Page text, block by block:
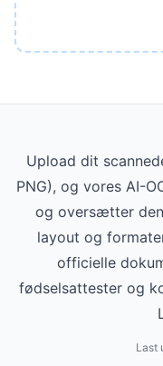
Upload dit
PNG), og vores AI-
og oversætter
layout og
officielle
fødselsattester og
Last